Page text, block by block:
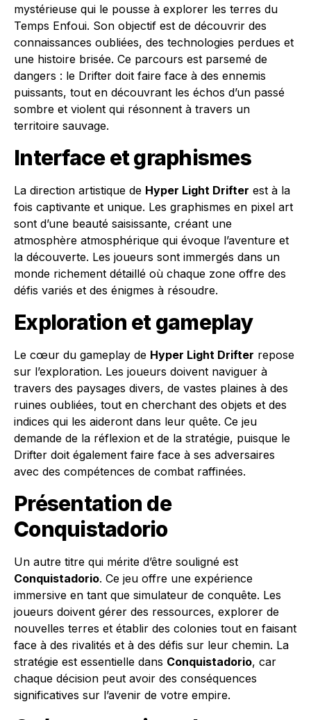
mystérieuse qui le pousse à explorer les terres du
Temps Enfoui. Son objectif est de découvrir des
connaissances oubliées, des technologies perdues et
une histoire brisée. Ce parcours est parsemé de
dangers : le Drifter doit faire face à des ennemis
puissants, tout en découvrant les échos d’un passé
sombre et violent qui résonnent à travers un
territoire sauvage.
Interface et graphismes
La direction artistique de Hyper Light Drifter est à la
fois captivante et unique. Les graphismes en pixel art
sont d’une beauté saisissante, créant une
atmosphère atmosphérique qui évoque l’aventure et
la découverte. Les joueurs sont immergés dans un
monde richement détaillé où chaque zone offre des
défis variés et des énigmes à résoudre.
Exploration et gameplay
Le cœur du gameplay de Hyper Light Drifter repose
sur l’exploration. Les joueurs doivent naviguer à
travers des paysages divers, de vastes plaines à des
ruines oubliées, tout en cherchant des objets et des
indices qui les aideront dans leur quête. Ce jeu
demande de la réflexion et de la stratégie, puisque le
Drifter doit également faire face à ses adversaires
avec des compétences de combat raffinées.
Présentation de
Conquistadorio
Un autre titre qui mérite d’être souligné est
Conquistadorio. Ce jeu offre une expérience
immersive en tant que simulateur de conquête. Les
joueurs doivent gérer des ressources, explorer de
nouvelles terres et établir des colonies tout en faisant
face à des rivalités et à des défis sur leur chemin. La
stratégie est essentielle dans Conquistadorio, car
chaque décision peut avoir des conséquences
significatives sur l’avenir de votre empire.